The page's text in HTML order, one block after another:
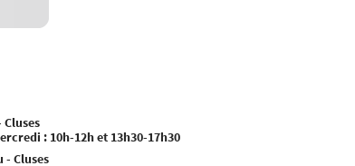
Cluses
: 10h-12h et 13h30-17h30
- Cluses